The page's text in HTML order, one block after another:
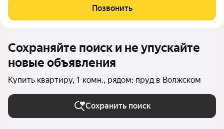
также 2-этажное здание общественного назначения. Сейчас
строим и продаем
Позвонить
Сохраняйте поиск и не упускайте
новые объявления
Купить квартиру, 1-комн., рядом: пруд в Волжском
Сохранить поиск